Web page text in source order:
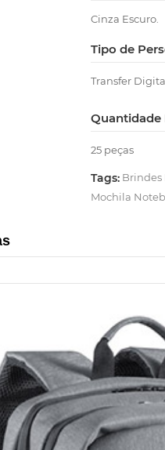
Cinza Escuro.
Tipo de
Transfer
Quantidade
25 peças
Tags: Brindes
Mochila